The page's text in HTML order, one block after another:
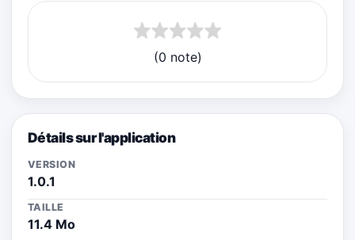
(0 note)
Détails sur l'application
VERSION
1.0.1
TAILLE
11.4 Mo